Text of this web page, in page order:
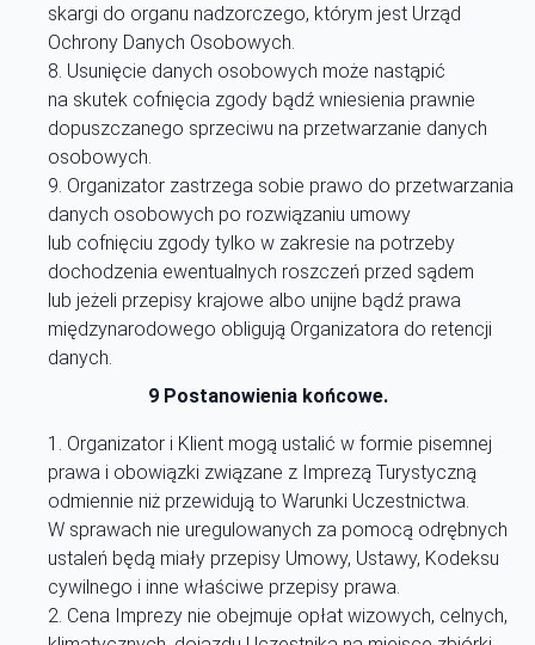
skargi do organu nadzorczego, którym jest Urząd
Ochrony Danych Osobowych.
Usunięcie danych osobowych może nastąpić
na skutek cofnięcia zgody bądź wniesienia prawnie
dopuszczanego sprzeciwu na przetwarzanie danych
osobowych.
Organizator zastrzega sobie prawo do przetwarzania
danych osobowych po rozwiązaniu umowy
lub cofnięciu zgody tylko w zakresie na potrzeby
dochodzenia ewentualnych roszczeń przed sądem
lub jeżeli przepisy krajowe albo unijne bądź prawa
międzynarodowego obligują Organizatora do retencji
danych.
9 Postanowienia końcowe.
Organizator i Klient mogą ustalić w formie pisemnej
prawa i obowiązki związane z Imprezą Turystyczną
odmiennie niż przewidują to Warunki Uczestnictwa.
W sprawach nie uregulowanych za pomocą odrębnych
ustaleń będą miały przepisy Umowy, Ustawy, Kodeksu
cywilnego i inne właściwe przepisy prawa.
Cena Imprezy nie obejmuje opłat wizowych, celnych,